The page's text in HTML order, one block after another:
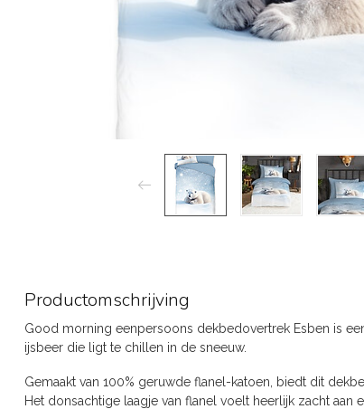
Productomschrijving
Good morning eenpersoons dekbedovertrek Esben is
ijsbeer die ligt te chillen in de sneeuw.
Gemaakt van 100% geruwde flanel-katoen, biedt dit
Het donsachtige laagje van flanel voelt heerlijk zacht